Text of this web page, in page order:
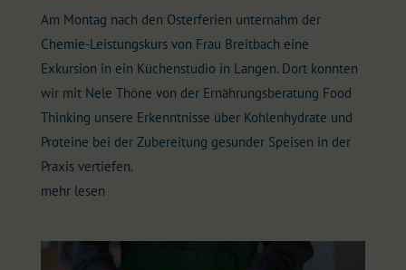
Am Montag nach den Osterferien unternahm der
Chemie-Leistungskurs von Frau Breitbach eine
Exkursion in ein Küchenstudio in Langen. Dort konnten
wir mit Nele Thöne von der Ernährungsberatung Food
Thinking unsere Erkenntnisse über Kohlenhydrate und
Proteine bei der Zubereitung gesunder Speisen in der
Praxis vertiefen.
mehr lesen